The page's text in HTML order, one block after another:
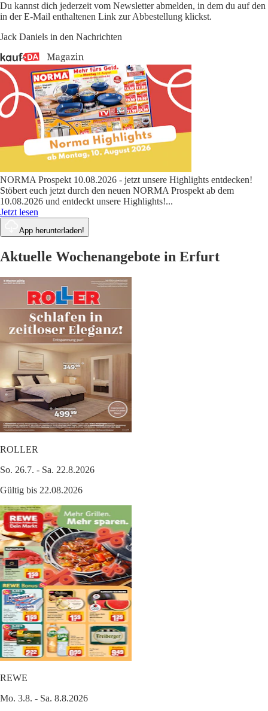
Du kannst dich jederzeit vom Newsletter abmelden, in dem du auf den
in der E-Mail enthaltenen Link zur Abbestellung klickst.
Jack Daniels in den Nachrichten
NORMA Prospekt 10.08.2026 - jetzt unsere Highlights entdecken!
Stöbert euch jetzt durch den neuen NORMA Prospekt ab dem
10.08.2026 und entdeckt unsere Highlights!...
Jetzt lesen
App herunterladen!
Aktuelle Wochenangebote in Erfurt
ROLLER
So. 26.7. - Sa. 22.8.2026
Gültig bis 22.08.2026
REWE
Mo. 3.8. - Sa. 8.8.2026